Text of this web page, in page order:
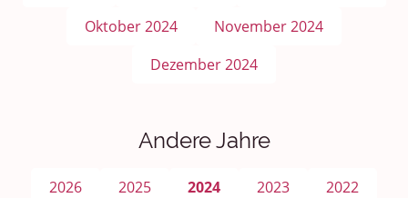
Oktober 2024
November 2024
Dezember 2024
Andere Jahre
2026 2025 2024 2023
2022